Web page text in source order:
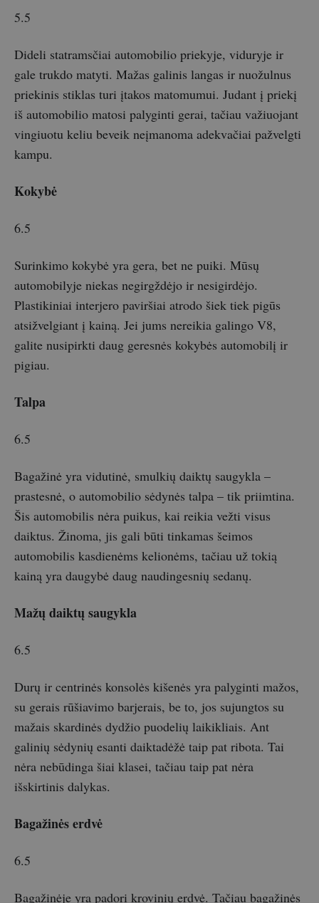
5.5
Dideli statramsčiai automobilio priekyje, viduryje ir
gale trukdo matyti. Mažas galinis langas ir nuožulnus
priekinis stiklas turi įtakos matomumui. Judant į priekį
iš automobilio matosi palyginti gerai, tačiau važiuojant
vingiuotu keliu beveik neįmanoma adekvačiai pažvelgti
kampu.
Kokybė
6.5
Surinkimo kokybė yra gera, bet ne puiki. Mūsų
automobilyje niekas negirgždėjo ir nesigirdėjo.
Plastikiniai interjero paviršiai atrodo šiek tiek pigūs
atsižvelgiant į kainą. Jei jums nereikia galingo V8,
galite nusipirkti daug geresnės kokybės automobilį ir
pigiau.
Talpa
6.5
Bagažinė yra vidutinė, smulkių daiktų saugykla –
prastesnė, o automobilio sėdynės talpa – tik priimtina.
Šis automobilis nėra puikus, kai reikia vežti visus
daiktus. Žinoma, jis gali būti tinkamas šeimos
automobilis kasdienėms kelionėms, tačiau už tokią
kainą yra daugybė daug naudingesnių sedanų.
Mažų daiktų saugykla
6.5
Durų ir centrinės konsolės kišenės yra palyginti mažos,
su gerais rūšiavimo barjerais, be to, jos sujungtos su
mažais skardinės dydžio puodelių laikikliais. Ant
galinių sėdynių esanti daiktadėžė taip pat ribota. Tai
nėra nebūdinga šiai klasei, tačiau taip pat nėra
išskirtinis dalykas.
Bagažinės erdvė
6.5
Bagažinėje yra padori krovinių erdvė. Tačiau bagažinės